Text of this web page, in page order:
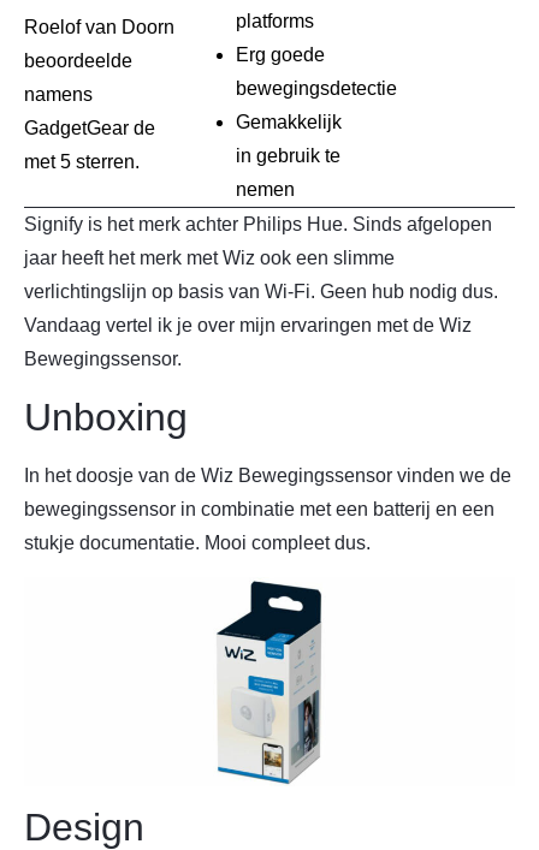
Roelof van Doorn
beoordeelde
namens
GadgetGear de
met 5 sterren.
platforms
Erg goede
bewegingsdetectie
Gemakkelijk
in gebruik te
nemen
Signify is het merk achter Philips Hue. Sinds afgelopen
jaar heeft het merk met Wiz ook een slimme
verlichtingslijn op basis van Wi-Fi. Geen hub nodig dus.
Vandaag vertel ik je over mijn ervaringen met de Wiz
Bewegingssensor.
Unboxing
In het doosje van de Wiz Bewegingssensor vinden we de
bewegingssensor in combinatie met een batterij en een
stukje documentatie. Mooi compleet dus.
Design